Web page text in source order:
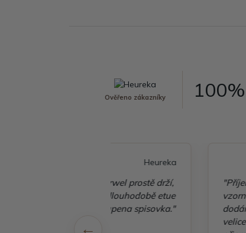
Ověřeno zákazníky 100%
"Příjemná komunikace,
vzorné balení, rychlé
dodání a ještě "dárek" jsem